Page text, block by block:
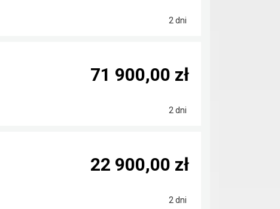
2 dni
2 dni
71 900,00 zł
2 dni
22 900,00 zł